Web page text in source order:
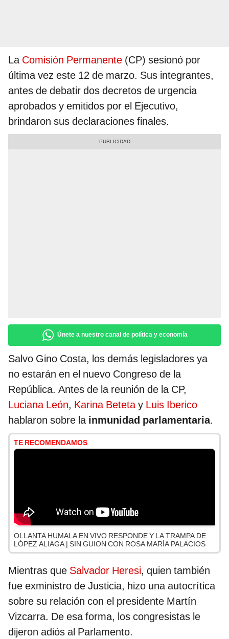
La Comisión Permanente (CP) sesionó por
última vez este 12 de marzo. Sus integrantes,
antes de debatir dos decretos de urgencia
aprobados y emitidos por el Ejecutivo,
brindaron sus declaraciones finales.
Únete a nuestro canal de política y economía
Salvo Gino Costa, los demás legisladores ya
no estarán en el nuevo Congreso de la
República. Antes de la reunión de la CP,
Luciana León, Karina Betetay Luis Iberico
hablaron sobre la inmunidad parlamentaria.
TE RECOMENDAMOS
OLLANTA HUMALA EN VIVO RESPONDE Y LA TRAMPA DE
LÓPEZ ALIAGA | SIN GUION CON ROSA MARÍA PALACIOS
Mientras que Salvador Heresi, quien también
fue exministro de Justicia, hizo una autocrítica
sobre su relación con el presidente Martín
Vizcarra. De esa forma, los congresistas le
dijeron adiós al Parlamento.